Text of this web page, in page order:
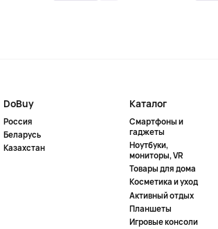
DoBuy
Россия
Беларусь
Казахстан
Каталог
Смартфоны и
гаджеты
Ноутбуки,
мониторы, VR
Товары для дома
Косметика и уход
Активный отдых
Планшеты
Игровые консоли